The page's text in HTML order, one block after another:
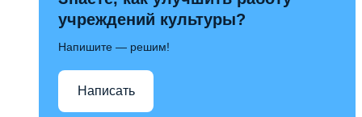
учреждений культуры?
Напишите — решим!
Написать